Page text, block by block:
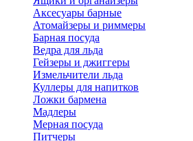
Аксесуары барные
Атомайзеры и риммеры
Барная посуда
Ведра для льда
Гейзеры и джиггеры
Измельчители льда
Куллеры для напитков
Ложки бармена
Мадлеры
Мерная посуда
Питчеры